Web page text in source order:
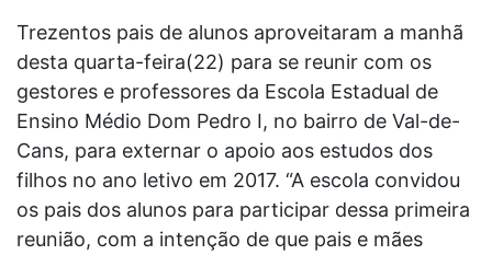
Trezentos pais de alunos aproveitaram a manhã
desta quarta-feira(22) para se reunir com os
gestores e professores da Escola Estadual de
Ensino Médio Dom Pedro I, no bairro de Val-de-
Cans, para externar o apoio aos estudos dos
filhos no ano letivo em 2017. “A escola convidou
os pais dos alunos para participar dessa primeira
reunião, com a intenção de que pais e mães